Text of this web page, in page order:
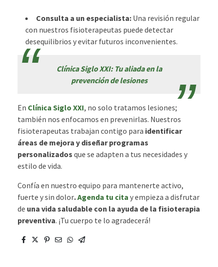
Consulta a un especialista: Una revisión regular
con nuestros fisioterapeutas puede detectar
desequilibrios y evitar futuros inconvenientes.
Clínica Siglo XXI: Tu aliada en la
prevención de lesiones
En Clínica Siglo XXI, no solo tratamos lesiones;
también nos enfocamos en prevenirlas. Nuestros
fisioterapeutas trabajan contigo para identificar
áreas de mejora y diseñar programas
personalizados que se adapten a tus necesidades y
estilo de vida.
Confía en nuestro equipo para mantenerte activo,
fuerte y sin dolor.Agenda tu cita y empieza a disfrutar
de una vida saludable con la ayuda de la fisioterapia
preventiva. ¡Tu cuerpo te lo agradecerá!